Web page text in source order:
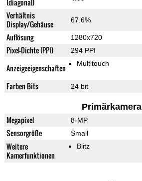
(diagonal)
Verhältnis
Display/Gehäuse
67.6%
Auflösung 1280x720
Pixel-Dichte (PPI) 294 PPI
Anzeigeeigenschaften Multitouch
Farben Bits 24 bit
Primärkamera
Megapixel 8-MP
Sensorgröße Small
Weitere
Kamerfunktionen
Blitz